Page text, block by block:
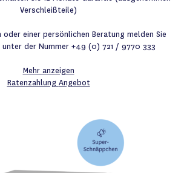
Verschleißteile)
oder einer persönlichen Beratung melden Sie
der Nummer +49 (0) 721 / 9770 333
Mehr anzeigen
Ratenzahlung Angebot